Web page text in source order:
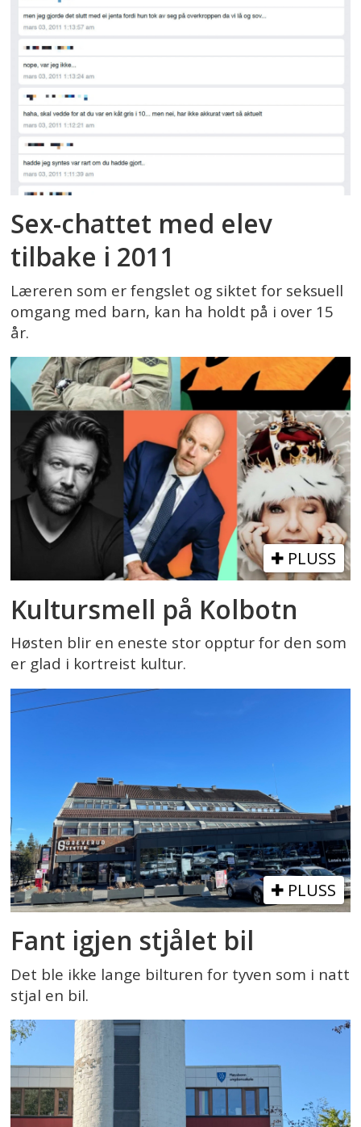
Sex-chattet med elev
tilbake i 2011
Læreren som er fengslet og siktet for seksuell
omgang med barn, kan ha holdt på i over 15
år.
PLUSS
Kultursmell på Kolbotn
Høsten blir en eneste stor opptur for den som
er glad i kortreist kultur.
PLUSS
Fant igjen stjålet bil
Det ble ikke lange bilturen for tyven som i natt
stjal en bil.